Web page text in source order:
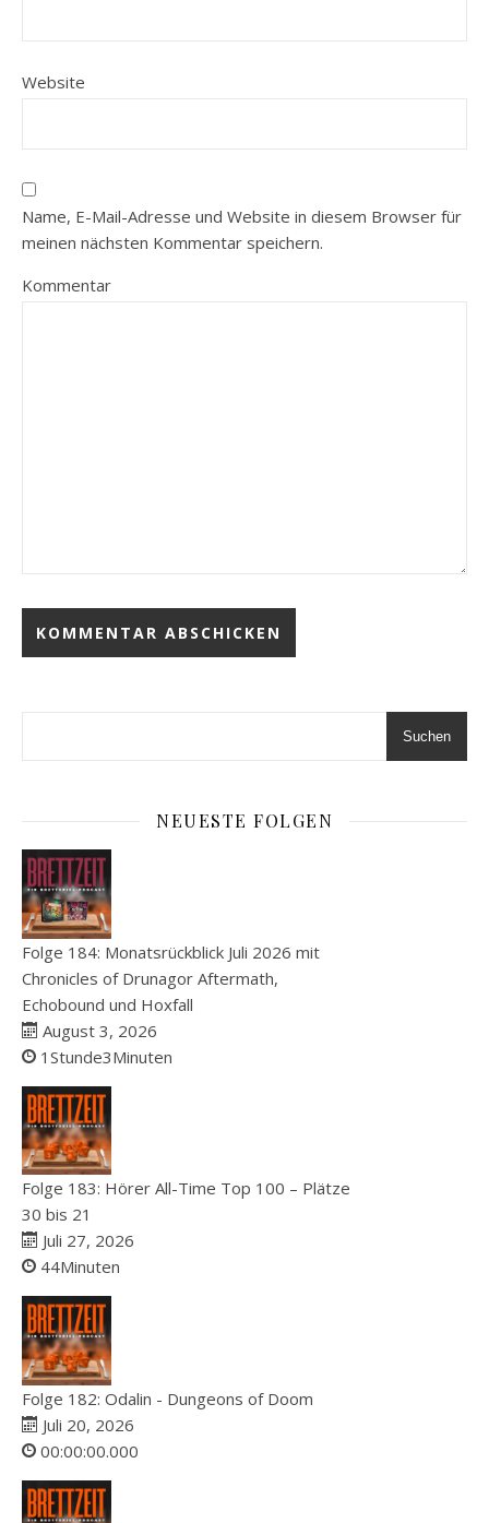
Website
Name, E-Mail-Adresse und Website in diesem Browser für
meinen nächsten Kommentar speichern.
Kommentar
Suchen
NEUESTE FOLGEN
Folge 184: Monatsrückblick Juli 2026 mit
Chronicles of Drunagor Aftermath,
Echobound und Hoxfall
August 3, 2026
1Stunde3Minuten
Folge 183: Hörer All-Time Top 100 – Plätze
30 bis 21
Juli 27, 2026
44Minuten
Folge 182: Odalin - Dungeons of Doom
Juli 20, 2026
00:00:00.000